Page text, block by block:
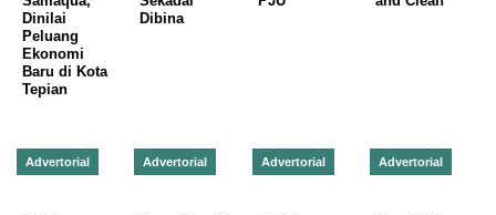
Dinilai
Peluang
Ekonomi
Baru di Kota
Tepian
Dibina
Advertorial Advertorial Advertorial Advertorial